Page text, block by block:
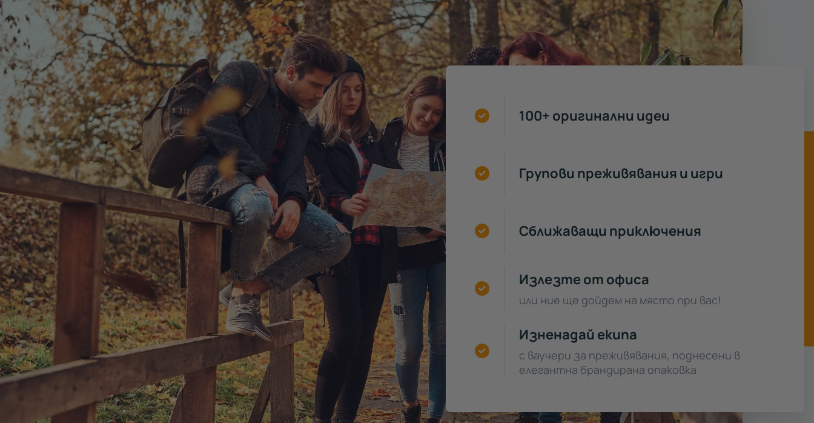
100+ оригинални идеи
Групови преживявания и игри
Сближаващи приключения
Излезте от офиса
или ние ще дойдем на място при вас!
Изненадай екипа
с ваучери за преживявания, поднесени в
елегантна брандирана опаковка